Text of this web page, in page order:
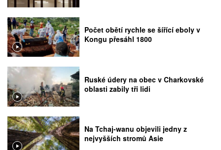
Počet obětí rychle se šířící eboly v
Kongu přesáhl 1800
Ruské údery na obec v Charkovské
oblasti zabily tři lidi
Na Tchaj-wanu objevili jedny z
nejvyšších stromů Asie